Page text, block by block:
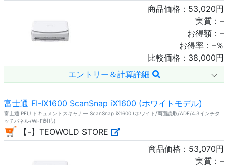
商品価格： 53,020円
実質： –
お得額： –
お得率： –％
比較価格： 38,000円
エントリー＆計算詳細
富士通 FI-IX1600 ScanSnap iX1600 (ホワイトモデル)
富士通 PFU ドキュメントスキャナー ScanSnap iX1600 (ホワイト/両面読取/ADF/4.3インチタ
ッチパネル/Wi-Fi対応)
【-】TEOWOLD STORE
商品価格： 53,070円
実質： –